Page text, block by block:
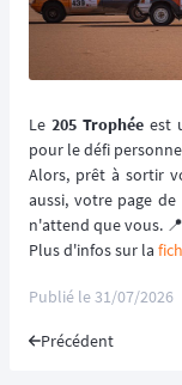
Le205 Trophée est
pour le défi
Alors, prêt à sortir
aussi, votre page
n'attend que vous. 📍
Plus d'infos sur la
Publié le31/07/2026
Précédent